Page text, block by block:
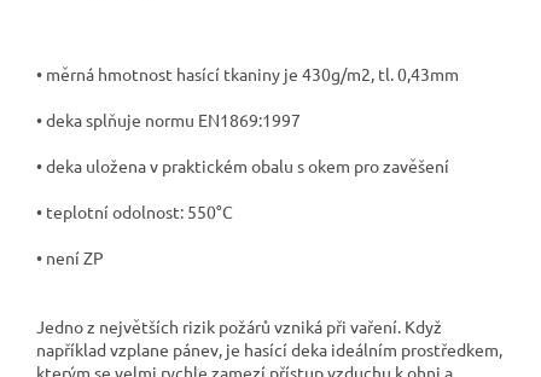
• měrná hmotnost hasící tkaniny je 430g/m2, tl. 0,43mm
• deka splňuje normu EN1869:1997
• deka uložena v praktickém obalu s okem pro zavěšení
• teplotní odolnost: 550°C
• není ZP
Jedno z největších rizik požárů vzniká při vaření. Když
například vzplane pánev, je hasící deka ideálním prostředkem,
kterým se velmi rychle zamezí přístup vzduchu k ohni a